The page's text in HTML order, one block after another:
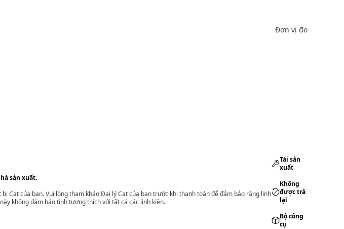
Đơn vị đo
sản xuất.
Cat của bạn. Vui lòng tham khảo Đại lý Cat của bạn trước khi thanh toán để đảm bảo rằng linh
không đảm bảo tính tương thích với tất cả các linh kiện.
Tái sản
xuất
Không
được trả
lại
Bộ công
cụ